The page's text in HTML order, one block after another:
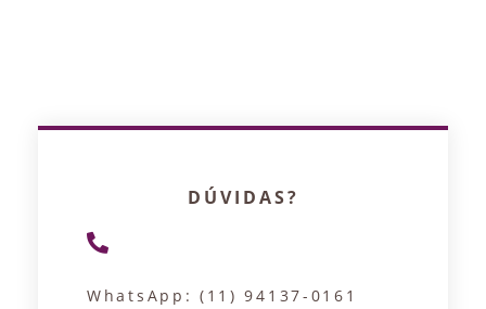
DÚVIDAS?
WhatsApp: (11) 94137-0161